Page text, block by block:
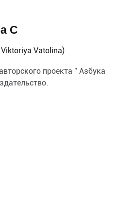
С
Vatolina)
проекта " Азбука